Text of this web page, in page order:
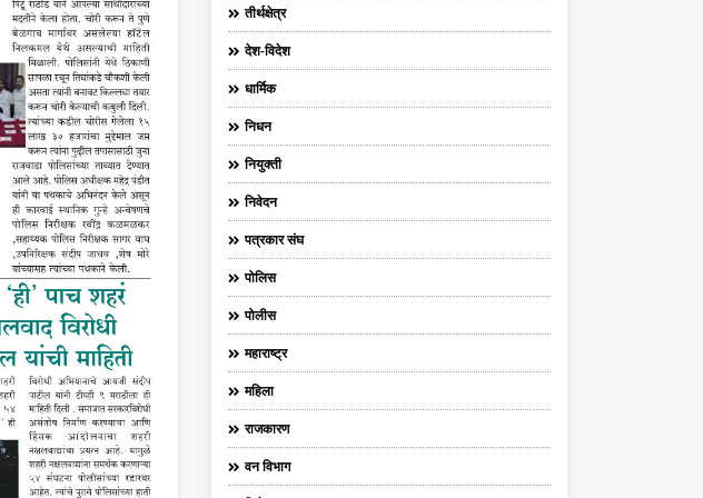
तीर्थक्षेत्र
देश-विदेश
धार्मिक
निधन
नियुक्ती
निवेदन
पत्रकार संघ
पोलिस
पोलीस
महाराष्ट्र
महिला
राजकारण
वन विभाग